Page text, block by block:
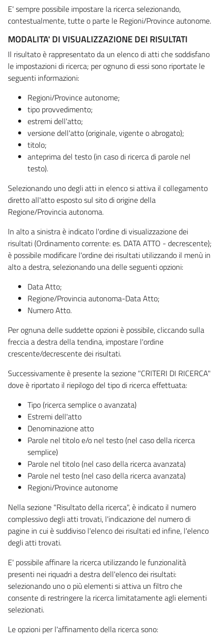
E' sempre possibile impostare la ricerca selezionando,
contestualmente, tutte o parte le Regioni/Province autonome.
MODALITA' DI VISUALIZZAZIONE DEI RISULTATI
Il risultato è rappresentato da un elenco di atti che soddisfano
le impostazioni di ricerca; per ognuno di essi sono riportate le
seguenti informazioni:
Regioni/Province autonome;
tipo provvedimento;
estremi dell'atto;
versione dell'atto (originale, vigente o abrogato);
titolo;
anteprima del testo (in caso di ricerca di parole nel
testo).
Selezionando uno degli atti in elenco si attiva il collegamento
diretto all'atto esposto sul sito di origine della
Regione/Provincia autonoma.
In alto a sinistra è indicato l'ordine di visualizzazione dei
risultati (Ordinamento corrente: es. DATA ATTO - decrescente);
è possibile modificare l'ordine dei risultati utilizzando il menù in
alto a destra, selezionando una delle seguenti opzioni:
Data Atto;
Regione/Provincia autonoma-Data Atto;
Numero Atto.
Per ognuna delle suddette opzioni è possibile, cliccando sulla
freccia a destra della tendina, impostare l'ordine
crescente/decrescente dei risultati.
Successivamente è presente la sezione "CRITERI DI RICERCA"
dove è riportato il riepilogo del tipo di ricerca effettuata:
Tipo (ricerca semplice o avanzata)
Estremi dell'atto
Denominazione atto
Parole nel titolo e/o nel testo (nel caso della ricerca
semplice)
Parole nel titolo (nel caso della ricerca avanzata)
Parole nel testo (nel caso della ricerca avanzata)
Regioni/Province autonome
Nella sezione "Risultato della ricerca", è indicato il numero
complessivo degli atti trovati, l'indicazione del numero di
pagine in cui è suddiviso l'elenco dei risultati ed infine, l'elenco
degli atti trovati.
E' possibile affinare la ricerca utilizzando le funzionalità
presenti nei riquadri a destra dell'elenco dei risultati:
selezionando uno o più elementi si attiva un filtro che
consente di restringere la ricerca limitatamente agli elementi
selezionati.
Le opzioni per l'affinamento della ricerca sono: